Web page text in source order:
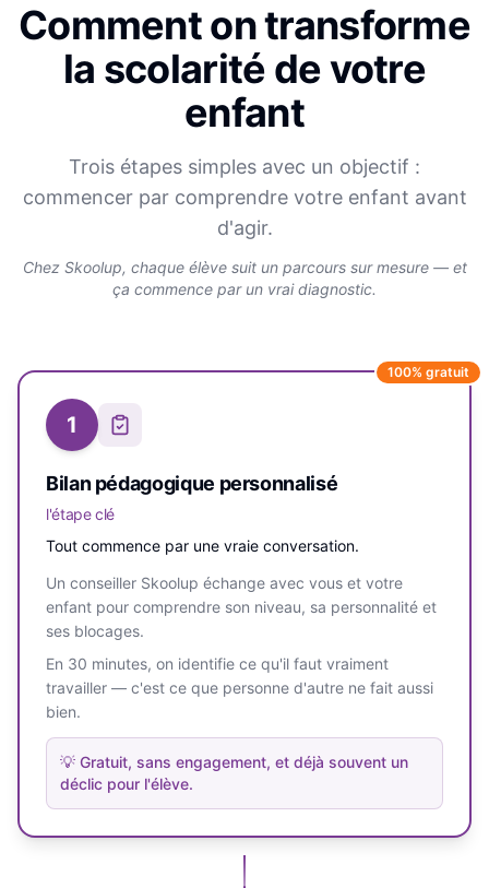
Comment on transforme
la scolarité de votre
enfant
Trois étapes simples avec un objectif :
commencer par comprendre votre enfant avant
d'agir.
Chez Skoolup, chaque élève suit un parcours sur mesure — et
ça commence par un vrai diagnostic.
100% gratuit
1
Bilan pédagogique personnalisé
l'étape clé
Tout commence par une vraie conversation.
Un conseiller Skoolup échange avec vous et votre
enfant pour comprendre son niveau, sa personnalité et
ses blocages.
En 30 minutes, on identifie ce qu'il faut vraiment
travailler — c'est ce que personne d'autre ne fait aussi
bien.
💡 Gratuit, sans engagement, et déjà souvent un
déclic pour l'élève.